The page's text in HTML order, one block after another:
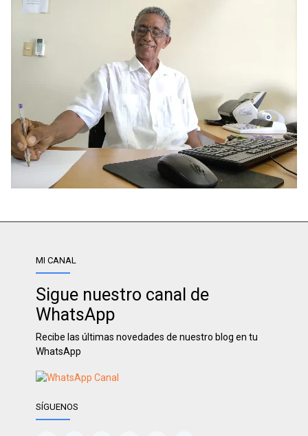
MI CANAL
Sigue nuestro canal de
WhatsApp
Recibe las últimas novedades de nuestro blog en tu
WhatsApp
SÍGUENOS